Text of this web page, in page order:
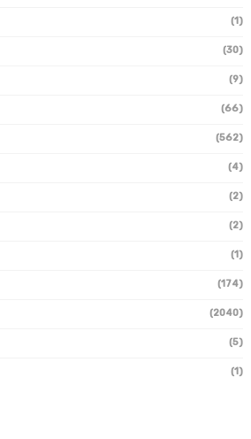
(1)
(30)
(9)
(66)
(562)
(4)
(2)
(2)
(1)
(174)
(2040)
(5)
(1)